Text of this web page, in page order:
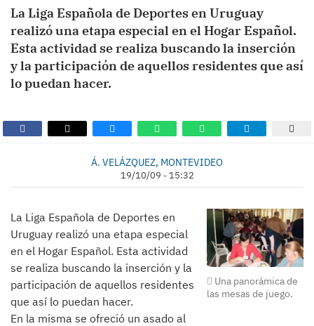
La Liga Española de Deportes en Uruguay
realizó una etapa especial en el Hogar Español.
Esta actividad se realiza buscando la inserción
y la participación de aquellos residentes que así
lo puedan hacer.
Á. VELÁZQUEZ, MONTEVIDEO
19/10/09 - 15:32
Una panorámica de
las mesas de juego.
La Liga Española de Deportes en
Uruguay realizó una etapa especial
en el Hogar Español. Esta actividad
se realiza buscando la inserción y la
participación de aquellos residentes
que así lo puedan hacer.
En la misma se ofreció un asado al